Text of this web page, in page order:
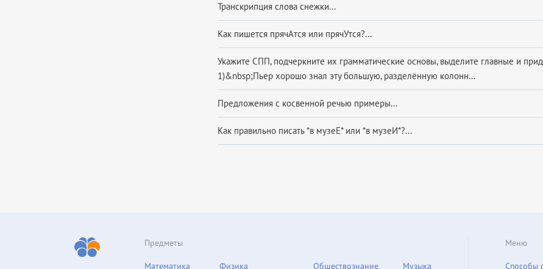
Транскрипция слова снежки...
Как пишется прячАтся или прячУтся?...
Укажите СПП, подчеркните их грамматические основы, выделите главные и
1)&nbsp;Пьер хорошо знал эту большую, разделённую колонн...
Предложения с косвенной речью примеры...
Как правильно писать *в музеЕ* или *в музеИ*?...
Предметы
Математика Физика Обществознание Музыка
Меню
Способы